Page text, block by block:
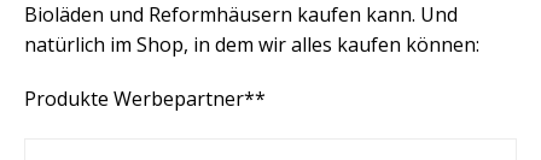
Bioläden und Reformhäusern kaufen kann. Und
natürlich im Shop, in dem wir alles kaufen können:
Produkte Werbepartner**